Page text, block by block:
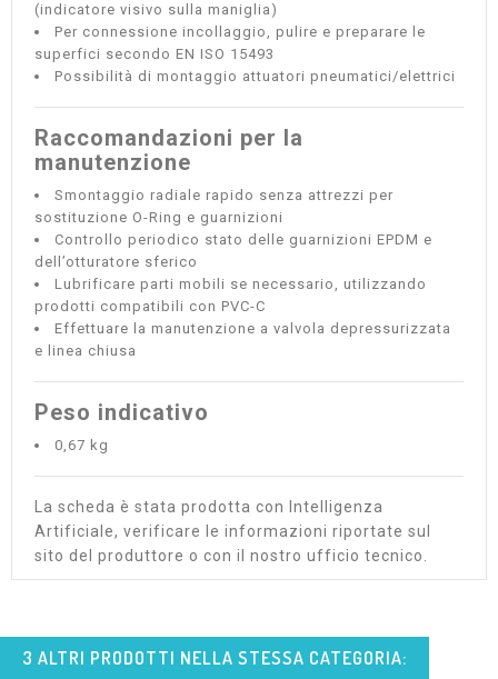
(indicatore visivo sulla maniglia)
Per connessione incollaggio, pulire e preparare le
superfici secondo EN ISO 15493
Possibilità di montaggio attuatori pneumatici/elettrici
Raccomandazioni per la
manutenzione
Smontaggio radiale rapido senza attrezzi per
sostituzione O-Ring e guarnizioni
Controllo periodico stato delle guarnizioni EPDM e
dell’otturatore sferico
Lubrificare parti mobili se necessario, utilizzando
prodotti compatibili con PVC-C
Effettuare la manutenzione a valvola depressurizzata
e linea chiusa
Peso indicativo
0,67 kg
La scheda è stata prodotta con Intelligenza
Artificiale, verificare le informazioni riportate sul
sito del produttore o con il nostro ufficio tecnico.
3 ALTRI PRODOTTI NELLA STESSA CATEGORIA: